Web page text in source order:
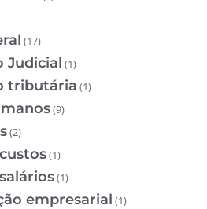
(17)
Judicial (1)
tributária (1)
(9)
(2)
(1)
(1)
empresarial (1)